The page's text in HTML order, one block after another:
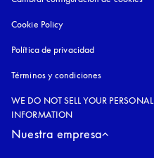
Cookie Policy
Política de privacidad
Términos y condiciones
WE DO NOT SELL YOUR PERSONAL
INFORMATION
Nuestra empresa